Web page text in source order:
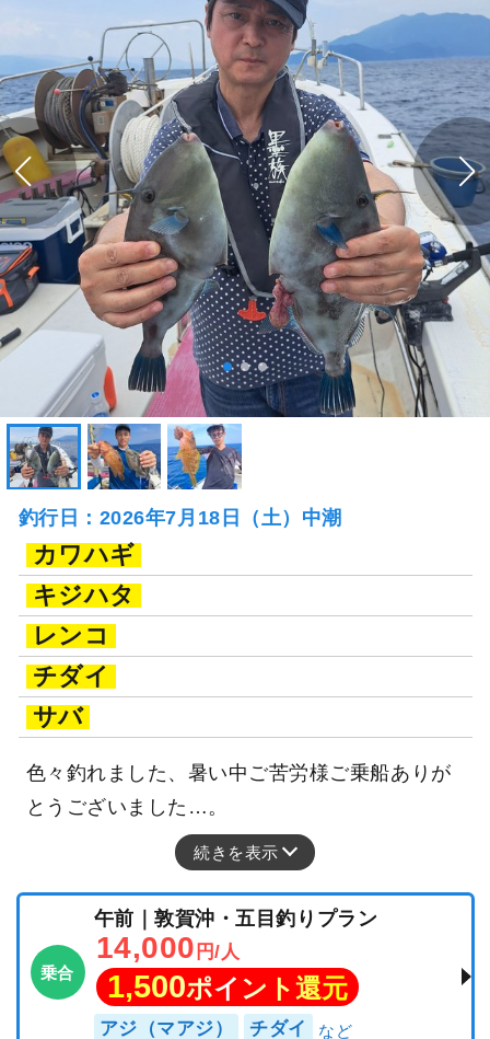
釣行日：2026年7月18日（土）中潮
カワハギ
キジハタ
レンコ
チダイ
サバ
色々釣れました、暑い中ご苦労様ご乗船ありが
とうございました…。
続きを表示
乗合
午前｜敦賀沖・五目釣りプラン
14,000 円/人
1,500ポイント還元
アジ（マアジ） チダイ